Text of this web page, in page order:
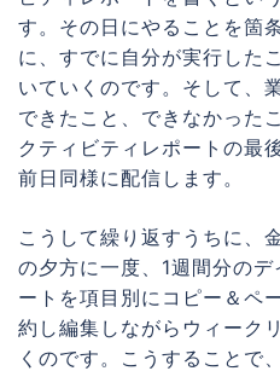
す。その日にやることを箇
に、すでに自分が実行した
いていくのです。そして、
できたこと、できなかった
クティビティレポートの最
前日同様に配信します。
こうして繰り返すうちに、
の夕方に一度、1週間分の
ートを項目別にコピー＆ペ
約し編集しながらウィーク
くのです。こうすることで